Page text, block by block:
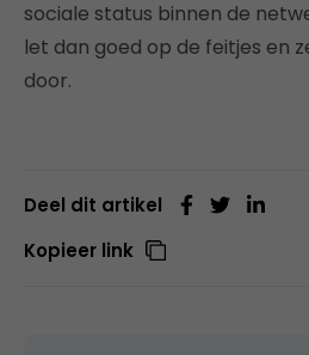
sociale status binnen de
let dan goed op de feitjes en
door.
Deel dit artikel
Kopieer link